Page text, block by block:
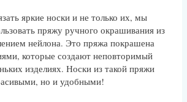
яркие носки и не только их, мы
пряжу ручного окрашивания из
нейлона. Это пряжа покрашена
которые создают неповторимый
изделиях. Носки из такой пряжи
но и удобными!